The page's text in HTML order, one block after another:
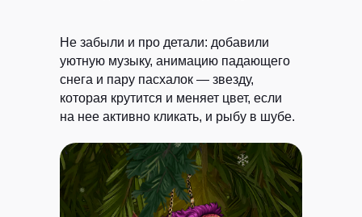
Не забыли и про детали: добавили
уютную музыку, анимацию падающего
снега и пару пасхалок — звезду,
которая крутится и меняет цвет, если
на нее активно кликать, и рыбу в шубе.